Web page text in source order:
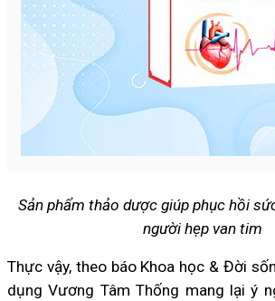
Sản phẩm thảo dược giúp phục hồi
người hẹp van tim
Thực vậy, theo báo Khoa học & Đời
dụng Vương Tâm Thống mang lại ý